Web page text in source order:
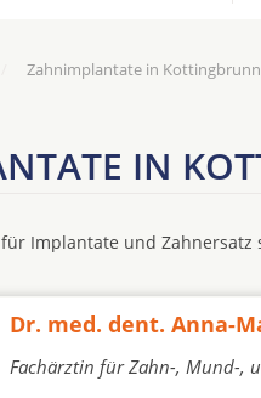
Zahnimplantate in Kottingbrunn
IN
Implantate und
Dr. med. dent. Anna-
Fachärztin für Zahn-, Mund-,